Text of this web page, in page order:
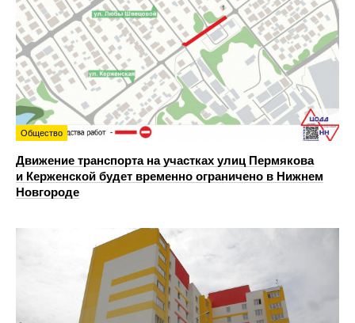
Общество
Движение транспорта на участках улиц Пермякова
и Керженской будет временно ограничено в Нижнем
Новгороде